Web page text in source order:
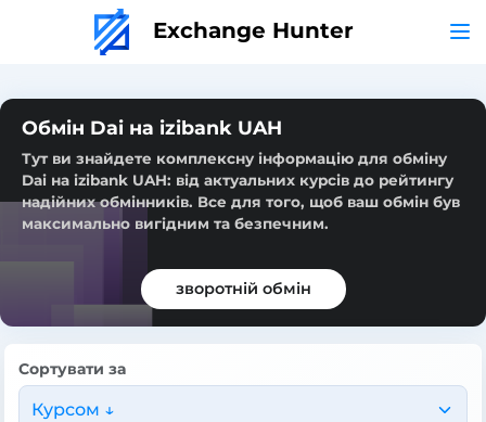
Exchange Hunter
Обмін Dai на izibank UAH
Тут ви знайдете комплексну інформацію для обміну
Dai на izibank UAH: від актуальних курсів до рейтингу
надійних обмінників. Все для того, щоб ваш обмін був
максимально вигідним та безпечним.
зворотній обмін
Сортувати за
Курсом ↓